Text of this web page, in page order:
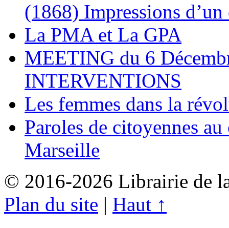
(1868) Impressions
La PMA et La GPA
MEETING du 6
INTERVENTIONS
Les femmes dans la
Paroles de citoyennes
Marseille
© 2016-2026 Librairie de
Plan du site | Haut ↑